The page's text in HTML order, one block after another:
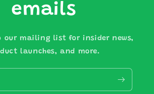
emails
our mailing list for insider news,
launches, and more.